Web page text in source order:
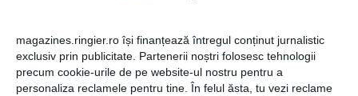
magazines.ringier.ro își finanțează întregul conținut jurnalistic
exclusiv prin publicitate. Partenerii noștri folosesc tehnologii
precum cookie-urile de pe website-ul nostru pentru a
personaliza reclamele pentru tine. În felul ăsta, tu vezi reclame
ABONEAZĂ-TE